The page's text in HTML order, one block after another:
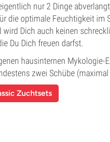
nur 2 Dinge
die optimale Feuchtigkeit im
Dich auch keinen
Du Dich freuen darfst.
hausinternen Mykologie-
zwei Schübe
Zuchtsets